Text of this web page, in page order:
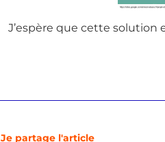
J’espère que cette solution
Je partage l'article